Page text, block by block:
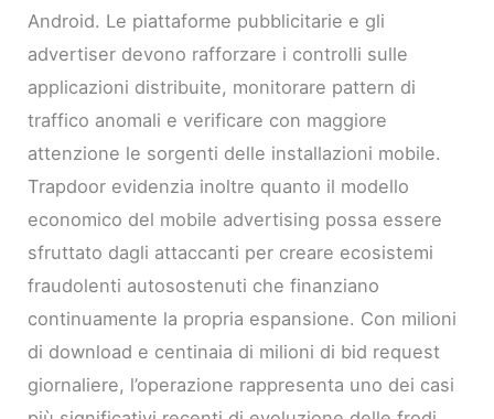
Android. Le piattaforme pubblicitarie e gli
advertiser devono rafforzare i controlli sulle
applicazioni distribuite, monitorare pattern di
traffico anomali e verificare con maggiore
attenzione le sorgenti delle installazioni mobile.
Trapdoor evidenzia inoltre quanto il modello
economico del mobile advertising possa essere
sfruttato dagli attaccanti per creare ecosistemi
fraudolenti autosostenuti che finanziano
continuamente la propria espansione. Con milioni
di download e centinaia di milioni di bid request
giornaliere, l’operazione rappresenta uno dei casi